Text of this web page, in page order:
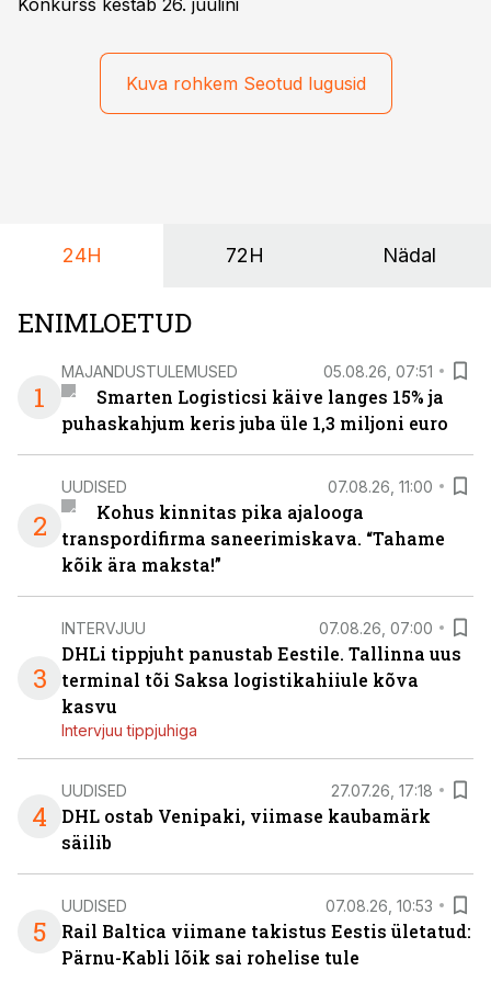
Konkurss kestab 26. juulini
Kuva rohkem Seotud lugusid
24H 72H Nädal
ENIMLOETUD
1
MAJANDUSTULEMUSED 05.08.26, 07:51
Smarten Logisticsi käive langes 15% ja
puhaskahjum keris juba üle 1,3 miljoni euro
2
UUDISED 07.08.26, 11:00
Kohus kinnitas pika ajalooga
transpordifirma saneerimiskava. “Tahame
kõik ära maksta!”
3
INTERVJUU 07.08.26, 07:00
DHLi tippjuht panustab Eestile. Tallinna uus
terminal tõi Saksa logistikahiiule kõva
kasvu
Intervjuu tippjuhiga
4
UUDISED 27.07.26, 17:18
DHL ostab Venipaki, viimase kaubamärk
säilib
5
UUDISED 07.08.26, 10:53
Rail Baltica viimane takistus Eestis ületatud:
Pärnu-Kabli lõik sai rohelise tule